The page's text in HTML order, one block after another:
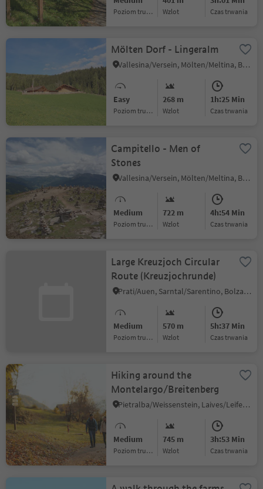
Poziom trudności Wzlot czas trwania
Mölten Dorf - Lingeralm
Vallesina/Versein, Mölten/Meltina, Bolzano/Bozen and environs
Easy
Poziom trudności
268 m
Wzlot
1h:25 Min
czas trwania
Campitello - Men of
Stones
Vallesina/Versein, Mölten/Meltina, Bolzano/Bozen and environs
Medium
Poziom trudności
722 m
Wzlot
4h:54 Min
czas trwania
Large Kreuzjoch Circular
Route (Kreuzjochrunde)
Prati/Auen, Sarntal/Sarentino, Bolzano/Bozen and environs
Medium
Poziom trudności
570 m
Wzlot
5h:37 Min
czas trwania
Hiking around the
Montelargo/Breitenberg
Pietralba/Weissenstein, Laives/Leifers, Bolzano/Bozen and environs
Medium
Poziom trudności
745 m
Wzlot
3h:53 Min
czas trwania